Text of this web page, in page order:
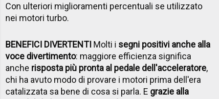
Con ulteriori miglioramenti percentuali se utilizzato
nei motori turbo.
BENEFICI DIVERTENTI Molti i segni positivi anche alla
voce divertimento: maggiore efficienza significa
anche risposta più pronta al pedale dell'acceleratore,
chi ha avuto modo di provare i motori prima dell'era
catalizzata sa bene di cosa si parla. E grazie alla